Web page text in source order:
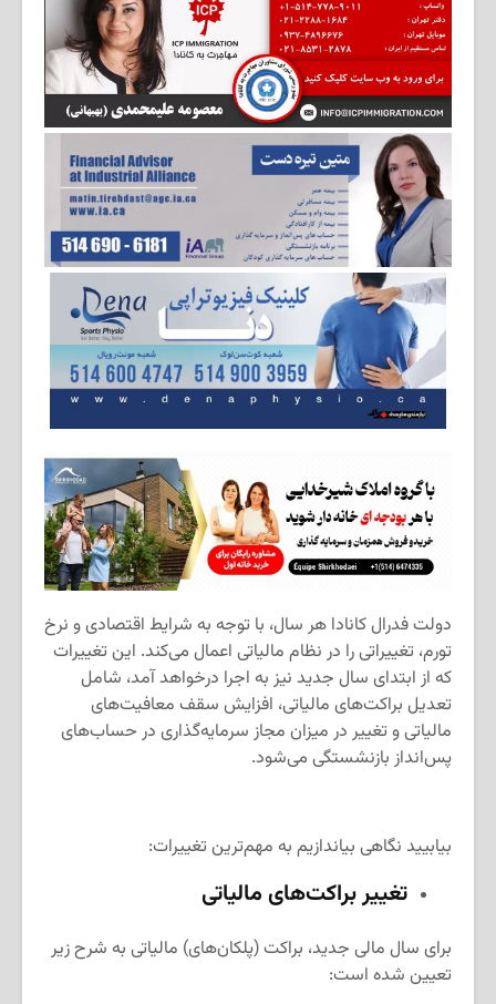
دولت فدرال کانادا هر سال، با توجه به شرایط اقتصادی و نرخ
تورم، تغییراتی را در نظام مالیاتی اعمال می‌کند. این تغییرات
که از ابتدای سال جدید نیز به اجرا درخواهد آمد، شامل
تعدیل براکت‌های مالیاتی، افزایش سقف معافیت‌های
مالیاتی و تغییر در میزان مجاز سرمایه‌گذاری در حساب‌های
پس‌انداز بازنشستگی می‌شود.
بیابیید نگاهی بیاندازیم به مهم‌ترین تغییرات:
تغییر براکت‌های مالیاتی
برای سال مالی جدید، براکت (پلکان‌های) مالیاتی به شرح زیر
تعیین شده است: